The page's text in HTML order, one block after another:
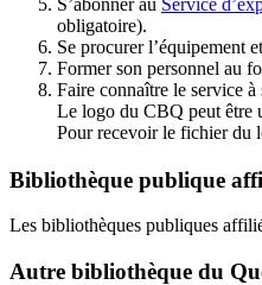
obligatoire).
Se procurer l’équipement
Former son personnel au
Faire connaître le service
Le logo du CBQ peut être
Pour recevoir le fichier du
Bibliothèque publique
Les bibliothèques publiques
Autre bibliothèque du